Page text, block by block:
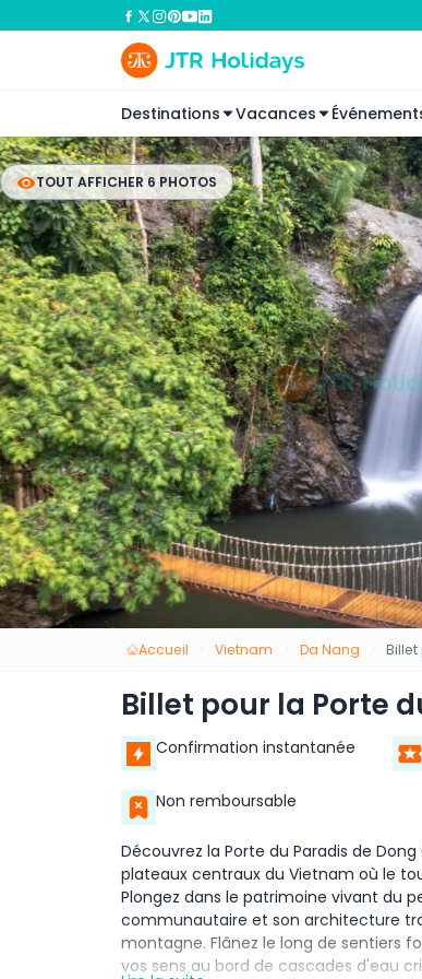
Destinations Vacances
TOUT AFFICHER 6 PHOTOS
Accueil Vietnam Da Nang
Billet pour la Porte
Confirmation instantanée
Non remboursable
Découvrez la Porte du Paradis de
plateaux centraux du Vietnam où le
Plongez dans le patrimoine vivant du
communautaire et son architecture
montagne. Flânez le long de sentiers
vos sens au bord de cascades d'eau